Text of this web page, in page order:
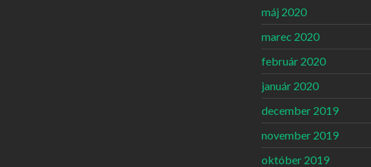
máj 2020
marec 2020
február 2020
január 2020
december 2019
november 2019
október 2019